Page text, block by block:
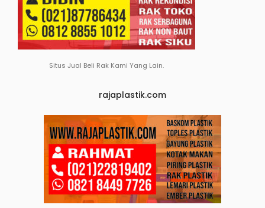
Situs Jual Beli Rak Kami Yang Lain.
rajaplastik.com